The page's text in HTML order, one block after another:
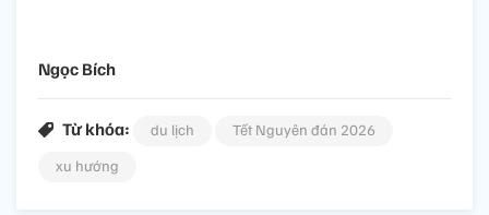
Ngọc Bích
Từ khóa: du lịch
Tết Nguyên đán 2026
xu hướng